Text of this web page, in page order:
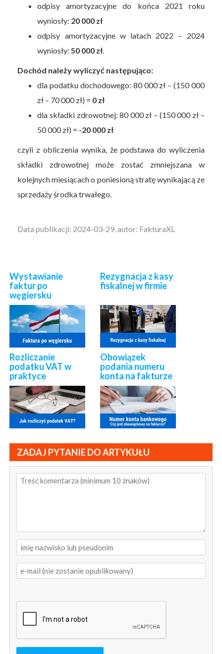
odpisy amortyzacyjne do końca 2021 roku
wyniosły: 20 000 zł
odpisy amortyzacyjne w latach 2022 – 2024
wyniosły: 50 000 zł
Dochód należy wyliczyć następująco:
dla podatku dochodowego: 80 000 zł – (150 000
zł – 70 000 zł) = 0 zł
dla składki zdrowotnej: 80 000 zł – (150 000 zł –
50 000 zł) = -20 000 zł
czyli z obliczenia wynika, że podstawa do wyliczenia
składki zdrowotnej może zostać zmniejszana w
kolejnych miesiącach o poniesioną stratę wynikającą ze
sprzedaży środka trwałego.
Data publikacji: 2024-03-29, autor: FakturaXL
Wystawianie
faktur po
węgiersku
Rezygnacja z kasy
fiskalnej w firmie
Rozliczanie
podatku VAT w
praktyce
Obowiązek
podania numeru
konta na fakturze
ZADAJ PYTANIE DO ARTYKUŁU